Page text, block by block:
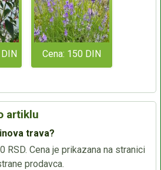
Cena: 150 DIN
artiklu
trava?
RSD. Cena je prikazana na stranici
prodavca.